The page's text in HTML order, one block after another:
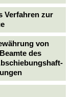
Verfahren zur
von
des